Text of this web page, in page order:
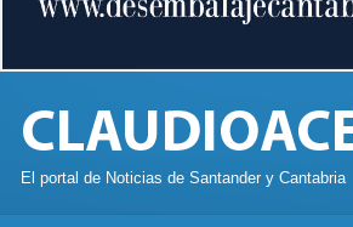
El portal de Noticias de Santander y Cantabria